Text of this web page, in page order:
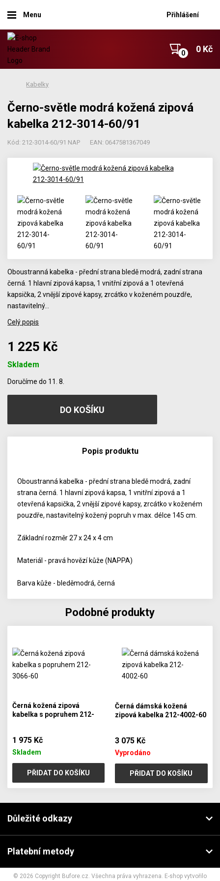
Menu Přihlášení
0 Kč
Kabelky
Černo-světle modrá kožená zipová
kabelka 212-3014-60/91
Kód: 212-3014-60/91 NAP EAN: 0647581367049
Oboustranná kabelka - přední strana bledě modrá, zadní strana
černá. 1 hlavní zipová kapsa, 1 vnitřní zipová a 1 otevřená
kapsička, 2 vnější zipové kapsy, zrcátko v koženém pouzdře,
nastavitelný…
Celý popis
1 225 Kč
Skladem
Doručíme do 11. 8.
Popis produktu
Oboustranná kabelka - přední strana bledě modrá, zadní
strana černá. 1 hlavní zipová kapsa, 1 vnitřní zipová a 1
otevřená kapsička, 2 vnější zipové kapsy, zrcátko v koženém
pouzdře, nastavitelný kožený popruh v max. délce 145 cm.
Základní rozměr 27 x 24 x 4 cm
Materiál - pravá hovězí kůže (NAPPA)
Barva kůže - bleděmodrá, černá
Podobné produkty
Černá kožená zipová
kabelka s popruhem 212-
1 975 Kč
Skladem
PŘIDAT DO KOŠÍKU
Černá dámská kožená
zipová kabelka 212-4002-60
3 075 Kč
Vyprodáno
PŘIDAT DO KOŠÍKU
Důležité odkazy
Platební metody
© 2026 Copyright Bufore.cz. Všechna práva vyhrazena. E-shop vytvořilo